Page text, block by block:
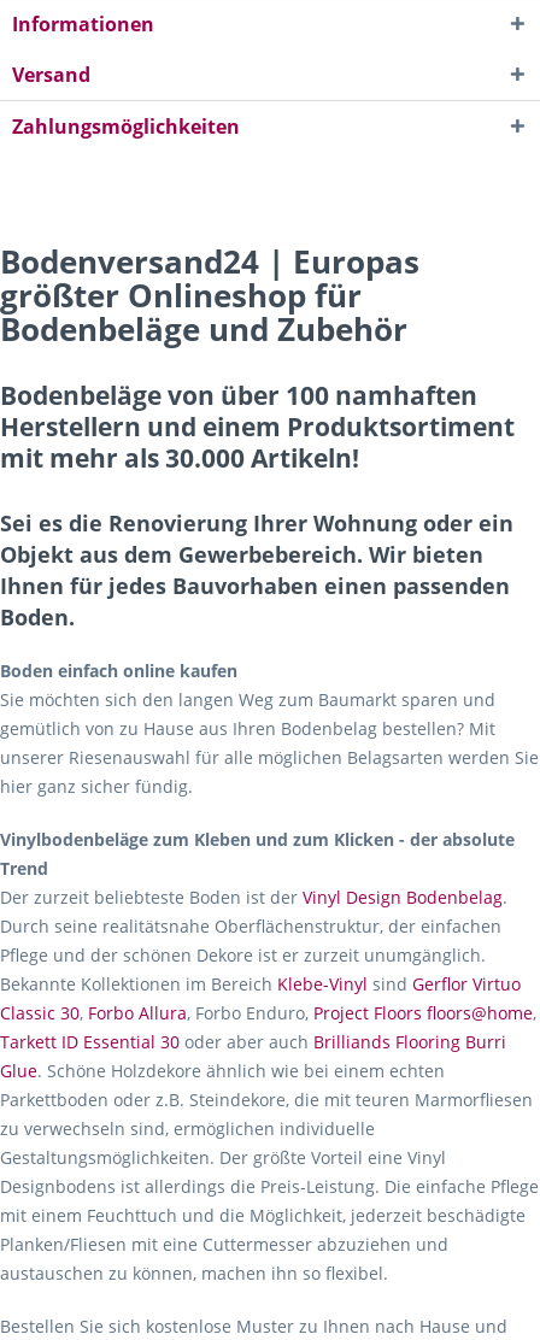
Informationen
Versand
Zahlungsmöglichkeiten
Bodenversand24 | Europas
größter Onlineshop für
Bodenbeläge und Zubehör
Bodenbeläge von über 100 namhaften
Herstellern und einem Produktsortiment
mit mehr als 30.000 Artikeln!
Sei es die Renovierung Ihrer Wohnung oder ein
Objekt aus dem Gewerbebereich. Wir bieten
Ihnen für jedes Bauvorhaben einen passenden
Boden.
Boden einfach online kaufen
Sie möchten sich den langen Weg zum Baumarkt sparen und
gemütlich von zu Hause aus Ihren Bodenbelag bestellen? Mit
unserer Riesenauswahl für alle möglichen Belagsarten werden Sie
hier ganz sicher fündig.
Vinylbodenbeläge zum Kleben und zum Klicken - der absolute
Trend
Der zurzeit beliebteste Boden ist der Vinyl Design Bodenbelag.
Durch seine realitätsnahe Oberflächenstruktur, der einfachen
Pflege und der schönen Dekore ist er zurzeit unumgänglich.
Bekannte Kollektionen im Bereich Klebe-Vinyl sind Gerflor Virtuo
Classic 30, Forbo Allura, Forbo Enduro, Project Floors floors@home,
Tarkett ID Essential 30 oder aber auch Brilliands Flooring Burri
Glue. Schöne Holzdekore ähnlich wie bei einem echten
Parkettboden oder z.B. Steindekore, die mit teuren Marmorfliesen
zu verwechseln sind, ermöglichen individuelle
Gestaltungsmöglichkeiten. Der größte Vorteil eine Vinyl
Designbodens ist allerdings die Preis-Leistung. Die einfache Pflege
mit einem Feuchttuch und die Möglichkeit, jederzeit beschädigte
Planken/Fliesen mit eine Cuttermesser abzuziehen und
austauschen zu können, machen ihn so flexibel.
Bestellen Sie sich kostenlose Muster zu Ihnen nach Hause und